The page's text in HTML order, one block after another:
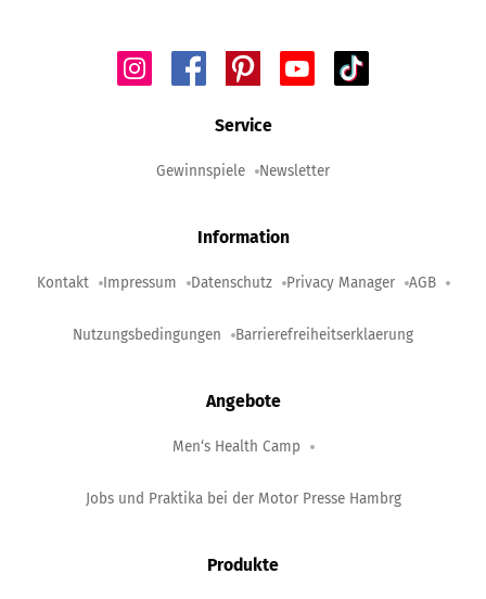
Service
Gewinnspiele Newsletter
Information
Kontakt Impressum Datenschutz Privacy Manager AGB
Nutzungsbedingungen Barrierefreiheitserklaerung
Angebote
Men‘s Health Camp
Jobs und Praktika bei der Motor Presse Hambrg
Produkte